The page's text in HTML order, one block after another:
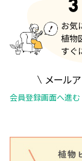
メール
会員登録画面へ進む